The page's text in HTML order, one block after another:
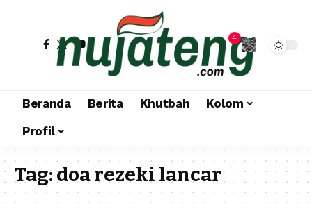
4
Beranda Berita Khutbah
Kolom
Profil
Tag:doa rezeki lancar